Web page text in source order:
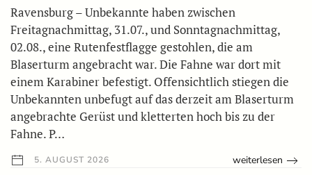
Ravensburg – Unbekannte haben zwischen
Freitagnachmittag, 31.07., und Sonntagnachmittag,
02.08., eine Rutenfestflagge gestohlen, die am
Blaserturm angebracht war. Die Fahne war dort mit
einem Karabiner befestigt. Offensichtlich stiegen die
Unbekannten unbefugt auf das derzeit am Blaserturm
angebrachte Gerüst und kletterten hoch bis zu der
Fahne. P…
5. AUGUST 2026 weiterlesen